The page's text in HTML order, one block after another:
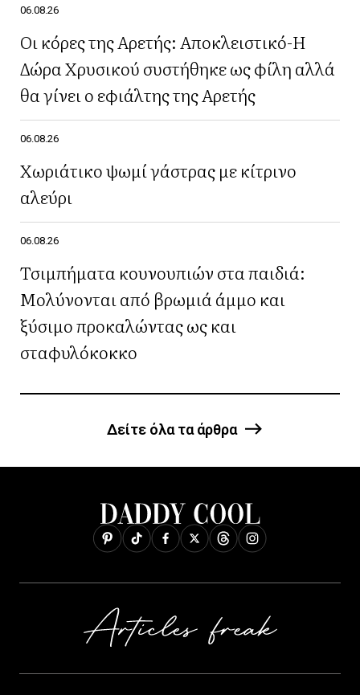
06.08.26
Οι κόρες της Αρετής: Αποκλειστικό-Η
Δώρα Χρυσικού συστήθηκε ως φίλη αλλά
θα γίνει ο εφιάλτης της Αρετής
06.08.26
Χωριάτικο ψωμί γάστρας με κίτρινο
αλεύρι
06.08.26
Τσιμπήματα κουνουπιών στα παιδιά:
Μολύνονται από βρωμιά άμμο και
ξύσιμο προκαλώντας ως και
σταφυλόκοκκο
Δείτε όλα τα άρθρα